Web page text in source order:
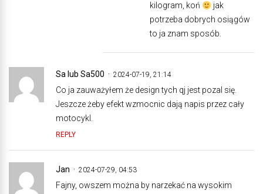
kilogram, koń
jak
potrzeba dobrych osiągów
to ja znam sposób.
Sa lub Sa500 2024-07-19, 21:14
Co ja zauważyłem że design tych qj jest pozal się.
Jeszcze żeby efekt wzmocnic dają napis przez cały
motocykl.
REPLY
Jan 2024-07-29, 04:53
Fajny, owszem można by narzekać na wysokim